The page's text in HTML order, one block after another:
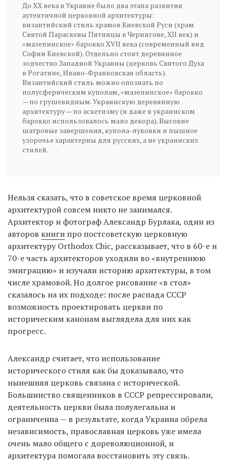
До XX века в Украине было два этапа развития
аутентичной церковной архитектуры:
византийский стиль храмов Киевской Руси (храм
Святой Параскевы Пятницы в Чернигове, XII век) и
«мазепинское» барокко XVII века (современный вид
Софии Киевской). Отдельно стоит деревянное
зодчество Западной Украины (церковь Святого Духа
в Рогатине, Ивано-Франковская область).
Византийский стиль можно опознать по
полусферическим куполам, «мазепинское» барокко
— по грушевидным. Украинскую деревянную
архитектуру — по аскетизму (и даже в украинском
барокко использовалось мало декора). Высокие
шатровые завершения, купола-луковки и пышное
узорочье характерны для русских, а не украинских
стилей.
Нельзя сказать, что в советское время церковной
архитектурой совсем никто не занимался.
Архитектор и фотограф Александр Бурлака, один из
авторов книги про постсоветскую церковную
архитектуру Orthodox Chic, рассказывает, что в 60-е и
70-е часть архитекторов уходили во «внутреннюю
эмиграцию» и изучали историю архитектуры, в том
числе храмовой. Но долгое рисование «в стол»
сказалось на их подходе: после распада СССР
возможность проектировать церкви по
историческим канонам выглядела для них как
прогресс.
Александр считает, что использование
исторического стиля как бы доказывало, что
нынешняя церковь связана с исторической.
Большинство священников в СССР репрессировали,
деятельность церкви была полулегальна и
ограниченна — в результате, когда Украина обрела
независимость, православная церковь уже имела
очень мало общего с дореволюционной, и
архитектура помогала восстановить эту связь.